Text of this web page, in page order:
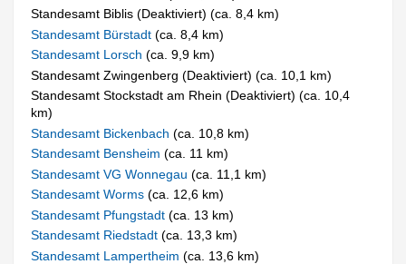
Standesamt Biblis (Deaktiviert) (ca. 8,4 km)
Standesamt Bürstadt(ca. 8,4 km)
Standesamt Lorsch(ca. 9,9 km)
Standesamt Zwingenberg (Deaktiviert) (ca. 10,1 km)
Standesamt Stockstadt am Rhein (Deaktiviert) (ca. 10,4
km)
Standesamt Bickenbach(ca. 10,8 km)
Standesamt Bensheim(ca. 11 km)
Standesamt VG Wonnegau(ca. 11,1 km)
Standesamt Worms(ca. 12,6 km)
Standesamt Pfungstadt(ca. 13 km)
Standesamt Riedstadt(ca. 13,3 km)
Standesamt Lampertheim(ca. 13,6 km)